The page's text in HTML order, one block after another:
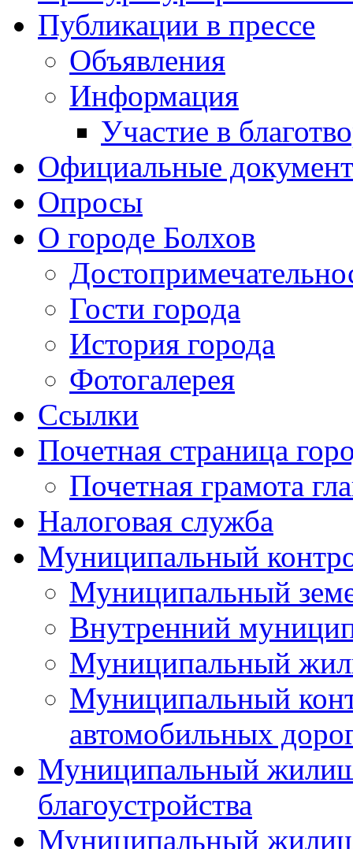
Публикации в прессе
Объявления
Информация
Участие в
Официальные
Опросы
О городе Болхов
Гости города
История города
Фотогалерея
Ссылки
Почетная страница
Почетная грамота
Налоговая служба
Муниципальный
Муниципальный
Внутренний
Муниципальный
Муниципальный
автомобильных
Муниципальный
благоустройства
Муниципальный